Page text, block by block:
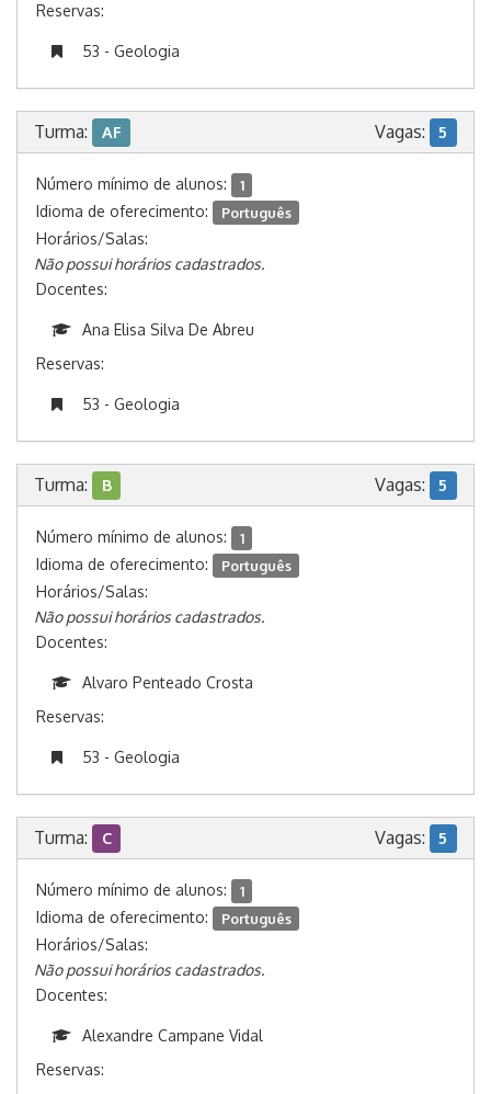
Reservas:
53 - Geologia
Turma: AF Vagas: 5
Número mínimo de alunos: 1
Idioma de oferecimento: Português
Horários/Salas:
Não possui horários cadastrados.
Docentes:
Ana Elisa Silva De Abreu
Reservas:
53 - Geologia
Turma: B Vagas: 5
Número mínimo de alunos: 1
Idioma de oferecimento: Português
Horários/Salas:
Não possui horários cadastrados.
Docentes:
Alvaro Penteado Crosta
Reservas:
53 - Geologia
Turma: C Vagas: 5
Número mínimo de alunos: 1
Idioma de oferecimento: Português
Horários/Salas:
Não possui horários cadastrados.
Docentes:
Alexandre Campane Vidal
Reservas: